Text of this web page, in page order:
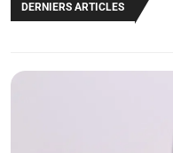
DERNIERS ARTICLES